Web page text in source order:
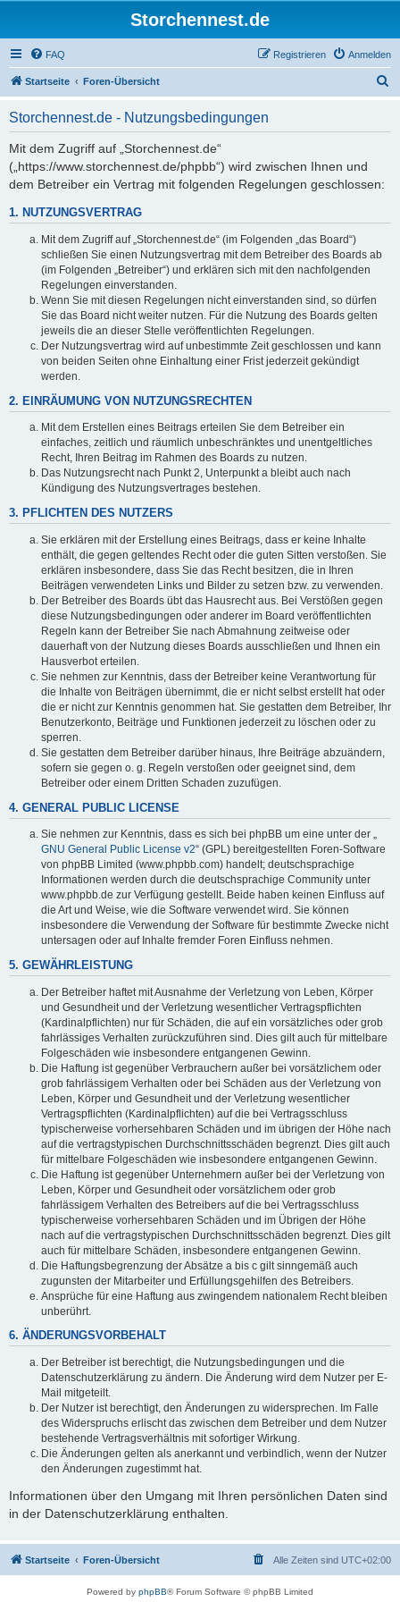
Storchennest.de
FAQ Anmelden
Registrieren
Startseite Foren-Übersicht
Storchennest.de - Nutzungsbedingungen
Mit dem Zugriff auf „Storchennest.de“
(„https://www.storchennest.de/phpbb“) wird zwischen Ihnen und
dem Betreiber ein Vertrag mit folgenden Regelungen geschlossen:
1. NUTZUNGSVERTRAG
Mit dem Zugriff auf „Storchennest.de“ (im Folgenden „das Board“)
schließen Sie einen Nutzungsvertrag mit dem Betreiber des Boards ab
(im Folgenden „Betreiber“) und erklären sich mit den nachfolgenden
Regelungen einverstanden.
Wenn Sie mit diesen Regelungen nicht einverstanden sind, so dürfen
Sie das Board nicht weiter nutzen. Für die Nutzung des Boards gelten
jeweils die an dieser Stelle veröffentlichten Regelungen.
Der Nutzungsvertrag wird auf unbestimmte Zeit geschlossen und kann
von beiden Seiten ohne Einhaltung einer Frist jederzeit gekündigt
werden.
2. EINRÄUMUNG VON NUTZUNGSRECHTEN
Mit dem Erstellen eines Beitrags erteilen Sie dem Betreiber ein
einfaches, zeitlich und räumlich unbeschränktes und unentgeltliches
Recht, Ihren Beitrag im Rahmen des Boards zu nutzen.
Das Nutzungsrecht nach Punkt 2, Unterpunkt a bleibt auch nach
Kündigung des Nutzungsvertrages bestehen.
3. PFLICHTEN DES NUTZERS
Sie erklären mit der Erstellung eines Beitrags, dass er keine Inhalte
enthält, die gegen geltendes Recht oder die guten Sitten verstoßen. Sie
erklären insbesondere, dass Sie das Recht besitzen, die in Ihren
Beiträgen verwendeten Links und Bilder zu setzen bzw. zu verwenden.
Der Betreiber des Boards übt das Hausrecht aus. Bei Verstößen gegen
diese Nutzungsbedingungen oder anderer im Board veröffentlichten
Regeln kann der Betreiber Sie nach Abmahnung zeitweise oder
dauerhaft von der Nutzung dieses Boards ausschließen und Ihnen ein
Hausverbot erteilen.
Sie nehmen zur Kenntnis, dass der Betreiber keine Verantwortung für
die Inhalte von Beiträgen übernimmt, die er nicht selbst erstellt hat oder
die er nicht zur Kenntnis genommen hat. Sie gestatten dem Betreiber, Ihr
Benutzerkonto, Beiträge und Funktionen jederzeit zu löschen oder zu
sperren.
Sie gestatten dem Betreiber darüber hinaus, Ihre Beiträge abzuändern,
sofern sie gegen o. g. Regeln verstoßen oder geeignet sind, dem
Betreiber oder einem Dritten Schaden zuzufügen.
4. GENERAL PUBLIC LICENSE
Sie nehmen zur Kenntnis, dass es sich bei phpBB um eine unter der „
GNU General Public License v2“ (GPL) bereitgestellten Foren-Software
von phpBB Limited (www.phpbb.com) handelt; deutschsprachige
Informationen werden durch die deutschsprachige Community unter
www.phpbb.de zur Verfügung gestellt. Beide haben keinen Einfluss auf
die Art und Weise, wie die Software verwendet wird. Sie können
insbesondere die Verwendung der Software für bestimmte Zwecke nicht
untersagen oder auf Inhalte fremder Foren Einfluss nehmen.
5. GEWÄHRLEISTUNG
Der Betreiber haftet mit Ausnahme der Verletzung von Leben, Körper
und Gesundheit und der Verletzung wesentlicher Vertragspflichten
(Kardinalpflichten) nur für Schäden, die auf ein vorsätzliches oder grob
fahrlässiges Verhalten zurückzuführen sind. Dies gilt auch für mittelbare
Folgeschäden wie insbesondere entgangenen Gewinn.
Die Haftung ist gegenüber Verbrauchern außer bei vorsätzlichem oder
grob fahrlässigem Verhalten oder bei Schäden aus der Verletzung von
Leben, Körper und Gesundheit und der Verletzung wesentlicher
Vertragspflichten (Kardinalpflichten) auf die bei Vertragsschluss
typischerweise vorhersehbaren Schäden und im übrigen der Höhe nach
auf die vertragstypischen Durchschnittsschäden begrenzt. Dies gilt auch
für mittelbare Folgeschäden wie insbesondere entgangenen Gewinn.
Die Haftung ist gegenüber Unternehmern außer bei der Verletzung von
Leben, Körper und Gesundheit oder vorsätzlichem oder grob
fahrlässigem Verhalten des Betreibers auf die bei Vertragsschluss
typischerweise vorhersehbaren Schäden und im Übrigen der Höhe
nach auf die vertragstypischen Durchschnittsschäden begrenzt. Dies gilt
auch für mittelbare Schäden, insbesondere entgangenen Gewinn.
Die Haftungsbegrenzung der Absätze a bis c gilt sinngemäß auch
zugunsten der Mitarbeiter und Erfüllungsgehilfen des Betreibers.
Ansprüche für eine Haftung aus zwingendem nationalem Recht bleiben
unberührt.
6. ÄNDERUNGSVORBEHALT
Der Betreiber ist berechtigt, die Nutzungsbedingungen und die
Datenschutzerklärung zu ändern. Die Änderung wird dem Nutzer per E-
Mail mitgeteilt.
Der Nutzer ist berechtigt, den Änderungen zu widersprechen. Im Falle
des Widerspruchs erlischt das zwischen dem Betreiber und dem Nutzer
bestehende Vertragsverhältnis mit sofortiger Wirkung.
Die Änderungen gelten als anerkannt und verbindlich, wenn der Nutzer
den Änderungen zugestimmt hat.
Informationen über den Umgang mit Ihren persönlichen Daten sind
in der Datenschutzerklärung enthalten.
Startseite Foren-Übersicht Alle Zeiten sind UTC+02:00
Powered by phpBB® Forum Software © phpBB Limited